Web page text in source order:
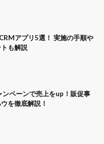
アプリ5選！ 実施の手順や
も解説
ンペーンで売上をup！販促事
を徹底解説！